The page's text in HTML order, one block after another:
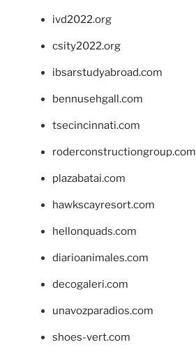
ivd2022.org
csity2022.org
ibsarstudyabroad.com
bennusehgall.com
tsecincinnati.com
roderconstructiongroup.com
plazabatai.com
hawkscayresort.com
hellonquads.com
diarioanimales.com
decogaleri.com
unavozparadios.com
shoes-vert.com